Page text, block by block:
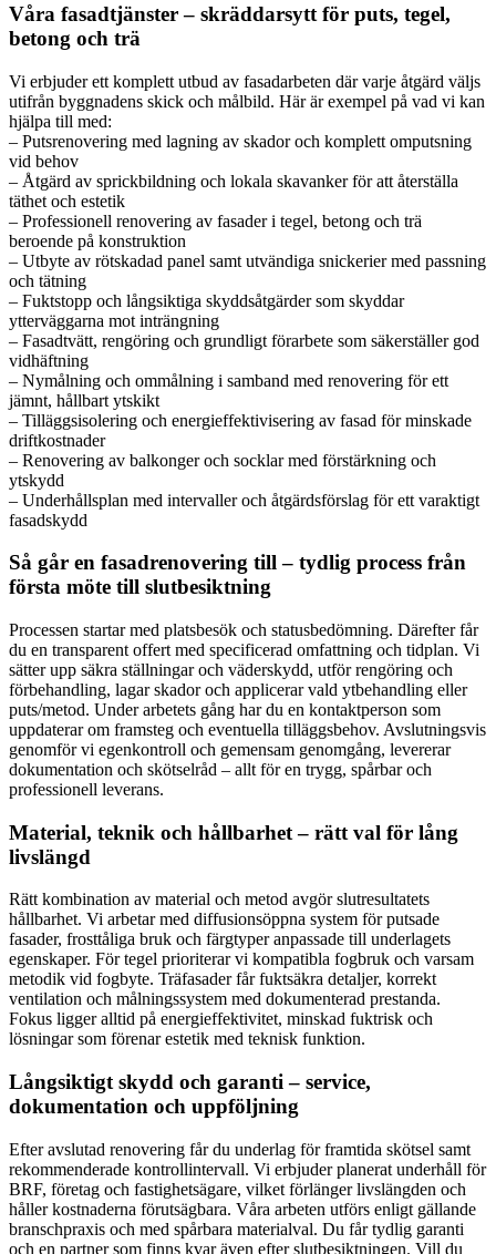
Våra fasadtjänster – skräddarsytt för puts, tegel,
betong och trä
Vi erbjuder ett komplett utbud av fasadarbeten där varje åtgärd väljs
utifrån byggnadens skick och målbild. Här är exempel på vad vi kan
hjälpa till med:
– Putsrenovering med lagning av skador och komplett omputsning
vid behov
– Åtgärd av sprickbildning och lokala skavanker för att återställa
täthet och estetik
– Professionell renovering av fasader i tegel, betong och trä
beroende på konstruktion
– Utbyte av rötskadad panel samt utvändiga snickerier med passning
och tätning
– Fuktstopp och långsiktiga skyddsåtgärder som skyddar
ytterväggarna mot inträngning
– Fasadtvätt, rengöring och grundligt förarbete som säkerställer god
vidhäftning
– Nymålning och ommålning i samband med renovering för ett
jämnt, hållbart ytskikt
– Tilläggsisolering och energieffektivisering av fasad för minskade
driftkostnader
– Renovering av balkonger och socklar med förstärkning och
ytskydd
– Underhållsplan med intervaller och åtgärdsförslag för ett varaktigt
fasadskydd
Så går en fasadrenovering till – tydlig process från
första möte till slutbesiktning
Processen startar med platsbesök och statusbedömning. Därefter får
du en transparent offert med specificerad omfattning och tidplan. Vi
sätter upp säkra ställningar och väderskydd, utför rengöring och
förbehandling, lagar skador och applicerar vald ytbehandling eller
puts/metod. Under arbetets gång har du en kontaktperson som
uppdaterar om framsteg och eventuella tilläggsbehov. Avslutningsvis
genomför vi egenkontroll och gemensam genomgång, levererar
dokumentation och skötselråd – allt för en trygg, spårbar och
professionell leverans.
Material, teknik och hållbarhet – rätt val för lång
livslängd
Rätt kombination av material och metod avgör slutresultatets
hållbarhet. Vi arbetar med diffusionsöppna system för putsade
fasader, frosttåliga bruk och färgtyper anpassade till underlagets
egenskaper. För tegel prioriterar vi kompatibla fogbruk och varsam
metodik vid fogbyte. Träfasader får fuktsäkra detaljer, korrekt
ventilation och målningssystem med dokumenterad prestanda.
Fokus ligger alltid på energieffektivitet, minskad fuktrisk och
lösningar som förenar estetik med teknisk funktion.
Långsiktigt skydd och garanti – service,
dokumentation och uppföljning
Efter avslutad renovering får du underlag för framtida skötsel samt
rekommenderade kontrollintervall. Vi erbjuder planerat underhåll för
BRF, företag och fastighetsägare, vilket förlänger livslängden och
håller kostnaderna förutsägbara. Våra arbeten utförs enligt gällande
branschpraxis och med spårbara materialval. Du får tydlig garanti
och en partner som finns kvar även efter slutbesiktningen. Vill du